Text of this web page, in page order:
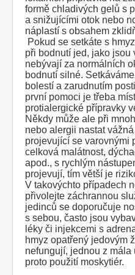
formě chladivých gelů s
a snižujícími otok nebo
náplastí s obsahem
Pokud se setkáte s
při bodnutí jed, jako jsou
nebývají za normálních
bodnutí silné.
bolestí a zarudnutím
první pomoci je třeba
protialergické přípravky
Někdy může ale při
nebo alergii nastat
projevující se varovnými
celková malátnost,
apod., s rychlým
projevují, tím větší je
V takovýchto případech
přivolejte záchrannou
jedinců se doporučuje
s sebou, často jsou
léky či injekcemi s
hmyz opatřený jedovým
nefungují, jednou z
proto použití moskytiér.